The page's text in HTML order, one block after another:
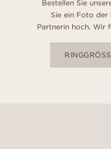
Bestellen Sie
Sie ein Foto der
Partnerin hoch. Wir